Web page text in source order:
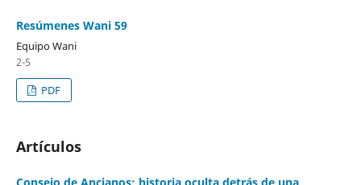
Resúmenes Wani 59
Equipo Wani
2-5
PDF
Artículos